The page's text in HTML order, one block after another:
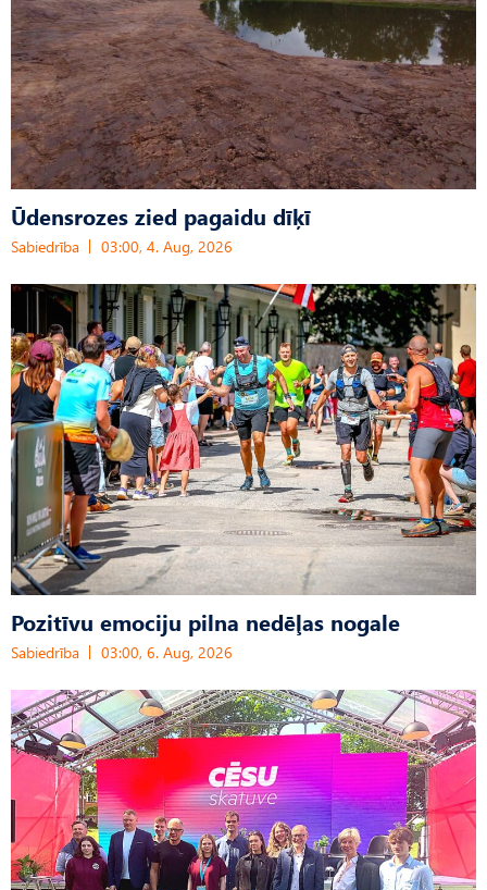
Ūdensrozes zied pagaidu dīķī
Sabiedrība 03:00, 4. Aug, 2026
Pozitīvu emociju pilna nedēļas nogale
Sabiedrība 03:00, 6. Aug, 2026